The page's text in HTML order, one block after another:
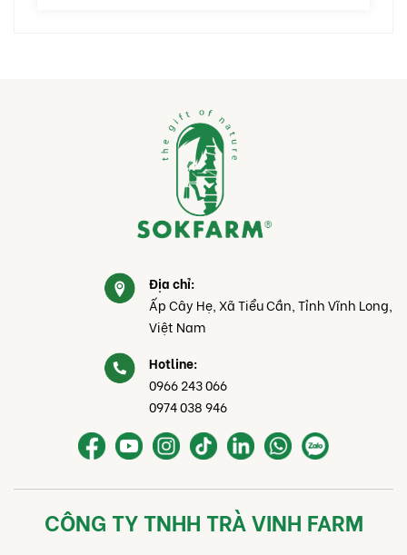
Địa chỉ:
Ấp Cây Hẹ, Xã Tiểu Cần, Tỉnh Vĩnh Long,
Việt Nam
Hotline:
0966 243 066
0974 038 946
CÔNG TY TNHH TRÀ VINH FARM